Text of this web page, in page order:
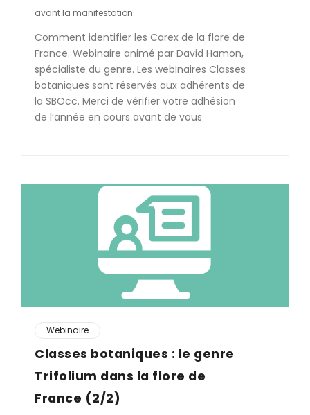
avant la manifestation.
Comment identifier les Carex de la flore de
France. Webinaire animé par David Hamon,
spécialiste du genre. Les webinaires Classes
botaniques sont réservés aux adhérents de
la SBOcc. Merci de vérifier votre adhésion
de l’année en cours avant de vous
Webinaire
Classes botaniques : le genre
Trifolium dans la flore de
France (2/2)